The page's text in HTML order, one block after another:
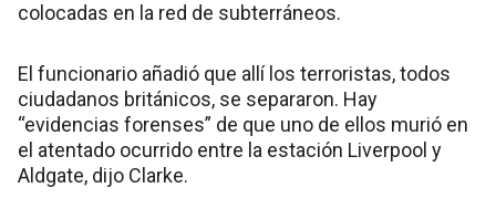
colocadas en la red de subterráneos.
El funcionario añadió que allí los terroristas, todos
ciudadanos británicos, se separaron. Hay
“evidencias forenses” de que uno de ellos murió en
el atentado ocurrido entre la estación Liverpool y
Aldgate, dijo Clarke.